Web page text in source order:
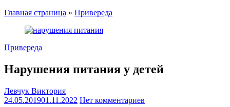
Главная страница » Привереда
Привереда
Нарушения питания у детей
Левчук Виктория
24.05.201901.11.2022 Нет комментариев